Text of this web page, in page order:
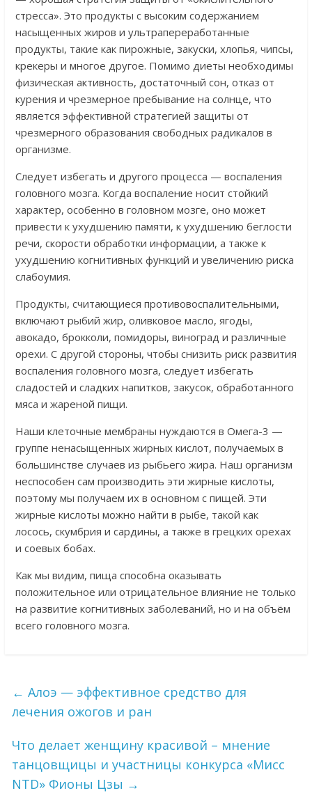
стресса». Это продукты с высоким содержанием
насыщенных жиров и ультрапереработанные
продукты, такие как пирожные, закуски, хлопья, чипсы,
крекеры и многое другое. Помимо диеты необходимы
физическая активность, достаточный сон, отказ от
курения и чрезмерное пребывание на солнце, что
является эффективной стратегией защиты от
чрезмерного образования свободных радикалов в
организме.
Следует избегать и другого процесса — воспаления
головного мозга. Когда воспаление носит стойкий
характер, особенно в головном мозге, оно может
привести к ухудшению памяти, к ухудшению беглости
речи, скорости обработки информации, а также к
ухудшению когнитивных функций и увеличению риска
слабоумия.
Продукты, считающиеся противовоспалительными,
включают рыбий жир, оливковое масло, ягоды,
авокадо, брокколи, помидоры, виноград и различные
орехи. С другой стороны, чтобы снизить риск развития
воспаления головного мозга, следует избегать
сладостей и сладких напитков, закусок, обработанного
мяса и жареной пищи.
Наши клеточные мембраны нуждаются в Омега-3 —
группе ненасыщенных жирных кислот, получаемых в
большинстве случаев из рыбьего жира. Наш организм
неспособен сам производить эти жирные кислоты,
поэтому мы получаем их в основном с пищей. Эти
жирные кислоты можно найти в рыбе, такой как
лосось, скумбрия и сардины, а также в грецких орехах
и соевых бобах.
Как мы видим, пища способна оказывать
положительное или отрицательное влияние не только
на развитие когнитивных заболеваний, но и на объём
всего головного мозга.
← Алоэ — эффективное средство для
лечения ожогов и ран
Что делает женщину красивой – мнение
танцовщицы и участницы конкурса «Мисс
NTD» Фионы Цзы →